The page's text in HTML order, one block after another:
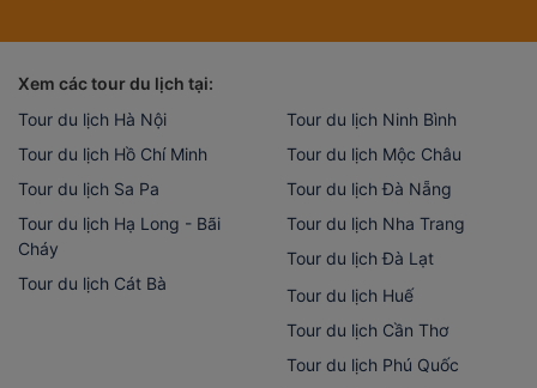
Xem các tour du lịch tại:
Tour du lịch Hà Nội
Tour du lịch Hồ Chí Minh
Tour du lịch Sa Pa
Tour du lịch Hạ Long - Bãi
Cháy
Tour du lịch Cát Bà
Tour du lịch Ninh Bình
Tour du lịch Mộc Châu
Tour du lịch Đà Nẵng
Tour du lịch Nha Trang
Tour du lịch Đà Lạt
Tour du lịch Huế
Tour du lịch Cần Thơ
Tour du lịch Phú Quốc